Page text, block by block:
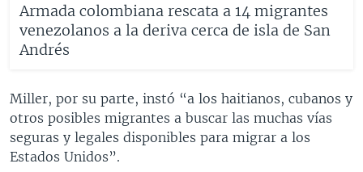
Armada colombiana rescata a 14 migrantes
venezolanos a la deriva cerca de isla de San
Andrés
Miller, por su parte, instó “a los haitianos, cubanos y
otros posibles migrantes a buscar las muchas vías
seguras y legales disponibles para migrar a los
Estados Unidos”.